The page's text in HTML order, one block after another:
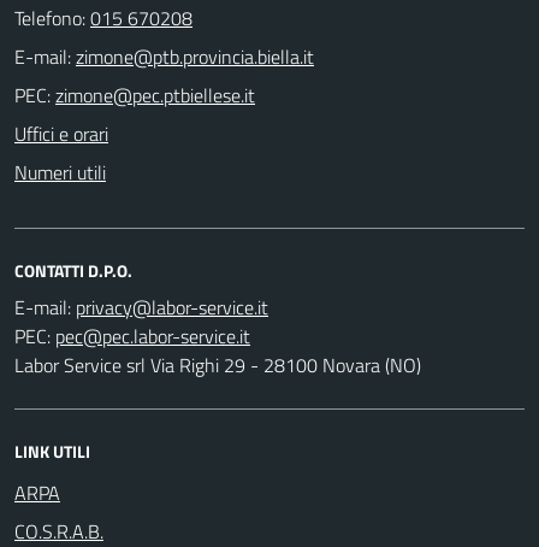
Telefono:015 670208
E-mail:
PEC:
Uffici e orari
Numeri utili
CONTATTI D.P.O.
E-mail:
PEC:
Labor Service srl Via Righi 29 - 28100 Novara (NO)
LINK UTILI
ARPA
CO.S.R.A.B.